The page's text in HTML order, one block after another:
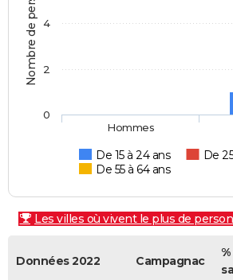
De 15 à 24 ans
De
De 55 à 64 ans
Hommes
0
2
4
Les villes où vivent le plus de
Données 2022 Campagnac